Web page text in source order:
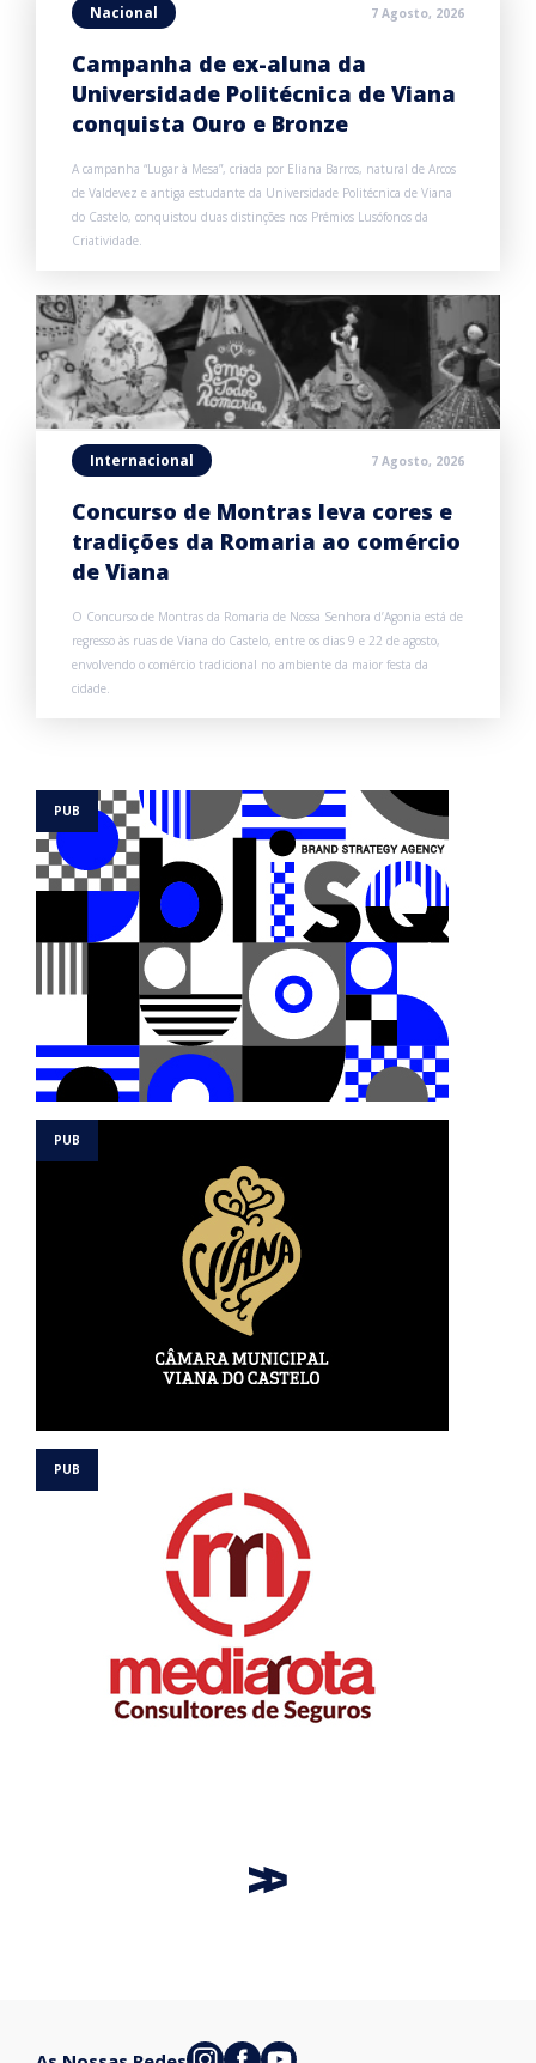
Nacional 7 Agosto, 2026
Campanha de ex-aluna da
Universidade Politécnica de Viana
conquista Ouro e Bronze
A campanha “Lugar à Mesa”, criada por Eliana Barros, natural de Arcos
de Valdevez e antiga estudante da Universidade Politécnica de Viana
do Castelo, conquistou duas distinções nos Prémios Lusófonos da
Criatividade.
Internacional 7 Agosto, 2026
Concurso de Montras leva cores e
tradições da Romaria ao comércio
de Viana
O Concurso de Montras da Romaria de Nossa Senhora d’Agonia está de
regresso às ruas de Viana do Castelo, entre os dias 9 e 22 de agosto,
envolvendo o comércio tradicional no ambiente da maior festa da
cidade.